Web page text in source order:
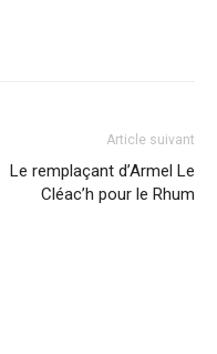
Article suivant
Le remplaçant d’Armel Le
Cléac’h pour le Rhum